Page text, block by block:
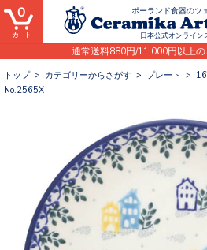
ポーランド食器のツ
日本公式オンライン
通常送料880円/11,000円以上
0
トップ> カテゴリーからさがす > プレート >
No.2565X